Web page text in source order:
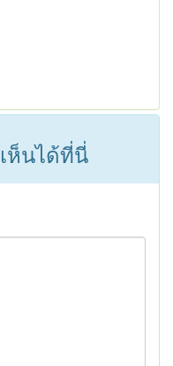
ห็นได้ที่นี่